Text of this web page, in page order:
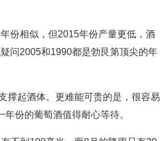
份相似，但2015年份产量更低，酒
问2005和1990都是勃艮第顶尖的年
撑起酒体。更难能可贵的是，很容易
份的葡萄酒值得耐心等待。